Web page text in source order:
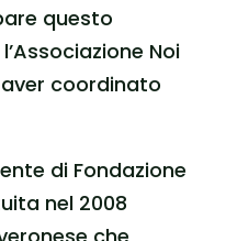
questo
Noi
coordinato
di Fondazione
nel 2008